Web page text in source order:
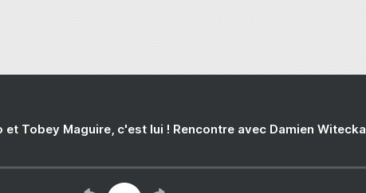
et Tobey Maguire, c'est lui ! Rencontre avec Damien Witecka